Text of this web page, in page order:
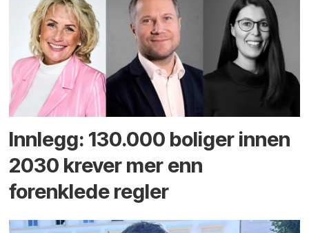
Innlegg: 130.000 boliger innen
2030 krever mer enn
forenklede regler